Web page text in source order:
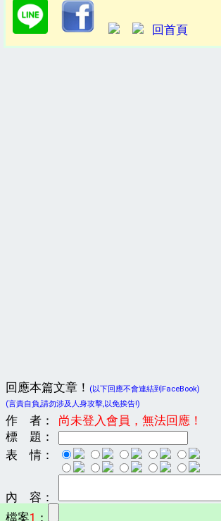
回首頁
回應本篇文章！
(以下回應不會連結到FaceBook)
(言責自負,請勿涉及人身攻擊,以免挨告!)
作 者：
尚未登入會員，無法回應！
標 題：
表 情：
內 容：
檔案1 ：